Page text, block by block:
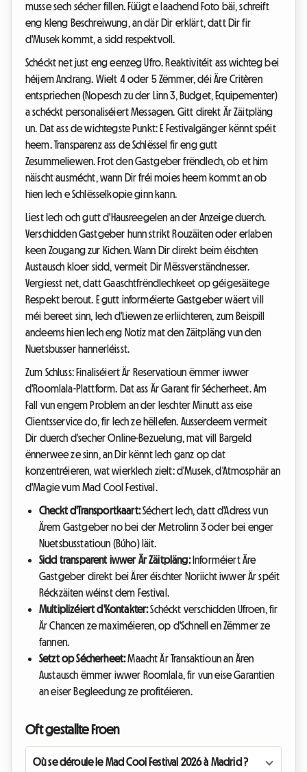
musse sech sécher fillen. Füügt e laachend Foto bäi, schreift
eng kleng Beschreiwung, an där Dir erklärt, datt Dir fir
d'Musek kommt, a sidd respektvoll.
Schéckt net just eng eenzeg Ufro. Reaktivitéit ass wichteg bei
héijem Andrang. Wielt 4 oder 5 Zëmmer, déi Äre Critèren
entspriechen (Nopesch zu der Linn 3, Budget, Equipementer)
a schéckt personaliséiert Messagen. Gitt direkt Är Zäitpläng
un. Dat ass de wichtegste Punkt: E Festivalgänger kënnt spéit
heem. Transparenz ass de Schlëssel fir eng gutt
Zesummeliewen. Frot den Gastgeber frëndlech, ob et him
näischt ausmécht, wann Dir fréi moies heem kommt an ob
hien Iech e Schlësselkopie ginn kann.
Liest Iech och gutt d'Hausreegelen an der Anzeige duerch.
Verschidden Gastgeber hunn strikt Rouzäiten oder erlaben
keen Zougang zur Kichen. Wann Dir direkt beim éischten
Austausch kloer sidd, vermeit Dir Mëssverständnesser.
Vergiesst net, datt Gaaschtfrëndlechkeet op géigesäitege
Respekt berout. E gutt informéierte Gastgeber wäert vill
méi bereet sinn, Iech d'Liewen ze erliichteren, zum Beispill
andeems hien Iech eng Notiz mat den Zäitpläng vun den
Nuetsbusser hannerléisst.
Zum Schluss: Finaliséiert Är Reservatioun ëmmer iwwer
d'Roomlala-Plattform. Dat ass Är Garant fir Sécherheet. Am
Fall vun engem Problem an der leschter Minutt ass eise
Clientsservice do, fir Iech ze hëllefen. Ausserdeem vermeit
Dir duerch d'secher Online-Bezuelung, mat vill Bargeld
ënnerwee ze sinn, an Dir kënnt Iech ganz op dat
konzentréieren, wat wierklech zielt: d'Musek, d'Atmosphär an
d'Magie vum Mad Cool Festival.
Checkt d'Transportkaart:Séchert Iech, datt d'Adress vun
Ärem Gastgeber no bei der Metrolinn 3 oder bei enger
Nuetsbusstatioun (Búho) läit.
Sidd transparent iwwer Är Zäitpläng:Informéiert Äre
Gastgeber direkt bei Ärer éischter Noriicht iwwer Är spéit
Réckzäiten wéinst dem Festival.
Multiplizéiert d'Kontakter:Schéckt verschidden Ufroen, fir
Är Chancen ze maximéieren, op d'Schnell en Zëmmer ze
fannen.
Setzt op Sécherheet:Maacht Är Transaktioun an Ären
Austausch ëmmer iwwer Roomlala, fir vun eise Garantien
an eiser Begleedung ze profitéieren.
Oft gestallte Froen
Où se déroule le Mad Cool Festival 2026 à Madrid ?